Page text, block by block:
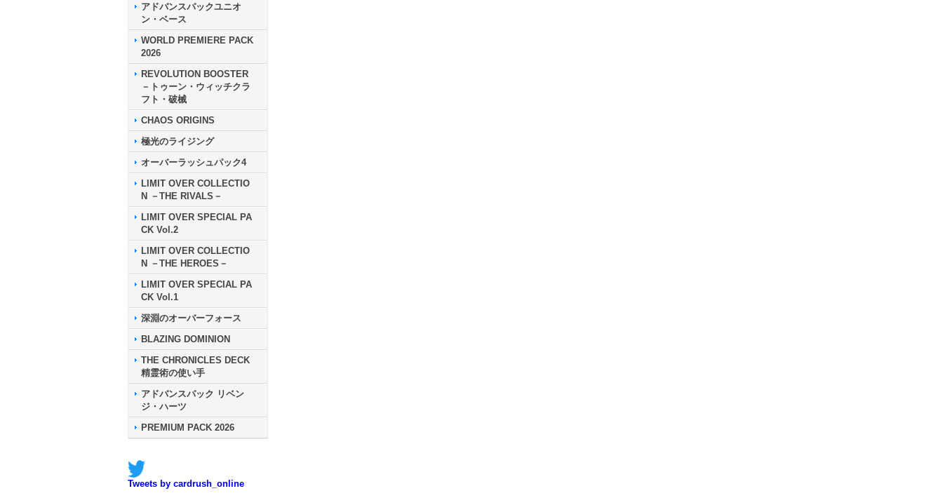
アドバンスパックユニオ
ン・ベース
WORLD PREMIERE PACK
2026
REVOLUTION BOOSTER
－トゥーン・ウィッチクラ
フト・破械
CHAOS ORIGINS
極光のライジング
オーバーラッシュパック4
LIMIT OVER COLLECTIO
N －THE RIVALS－
LIMIT OVER SPECIAL PA
CK Vol.2
LIMIT OVER COLLECTIO
N －THE HEROES－
LIMIT OVER SPECIAL PA
CK Vol.1
深淵のオーバーフォース
BLAZING DOMINION
THE CHRONICLES DECK
精霊術の使い手
アドバンスパック リベン
ジ・ハーツ
PREMIUM PACK 2026
Tweets by cardrush_online